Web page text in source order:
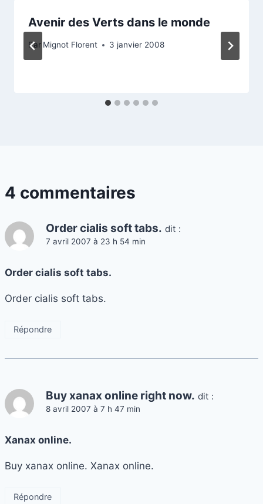
Avenir des Verts dans le monde
Par Mignot Florent 3 janvier 2008
4 commentaires
Order cialis soft tabs. dit :
7 avril 2007 à 23 h 54 min
Order cialis soft tabs.
Order cialis soft tabs.
Répondre
Buy xanax online right now. dit :
8 avril 2007 à 7 h 47 min
Xanax online.
Buy xanax online. Xanax online.
Répondre